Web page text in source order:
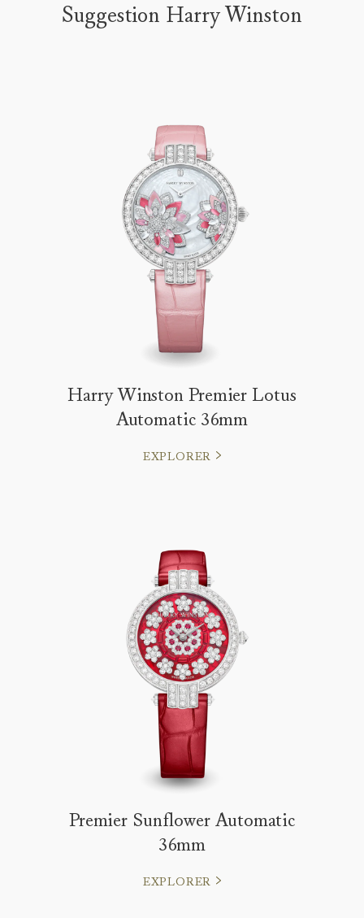
Suggestion Harry Winston
Harry Winston Premier Lotus
Automatic 36mm
EXPLORER
Premier Sunflower Automatic
36mm
EXPLORER